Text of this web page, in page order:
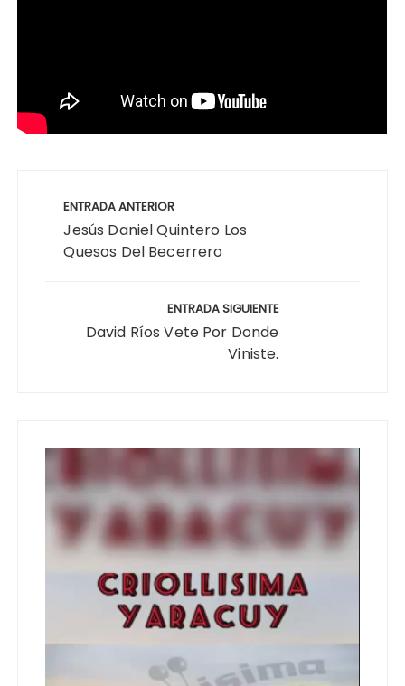
entradas
ENTRADA ANTERIOR
Jesús Daniel Quintero Los
Quesos Del Becerrero
ENTRADA SIGUIENTE
David Ríos Vete Por Donde
Viniste.
Reproductor
de
vídeo